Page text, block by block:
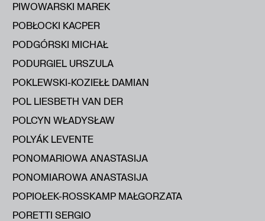
PIWOWARSKI MAREK
POBŁOCKI KACPER
PODGÓRSKI MICHAŁ
PODURGIEL URSZULA
POKLEWSKI-KOZIEŁŁ DAMIAN
POL LIESBETH VAN DER
POLCYN WŁADYSŁAW
POLYÁK LEVENTE
PONOMARIOWA ANASTASIJA
PONOMIAROWA ANASTASIJA
POPIOŁEK-ROSSKAMP MAŁGORZATA
PORETTI SERGIO